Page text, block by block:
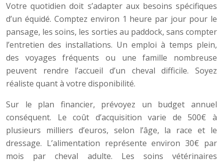
Votre quotidien doit s’adapter aux besoins spécifiques
d’un équidé. Comptez environ 1 heure par jour pour le
pansage, les soins, les sorties au paddock, sans compter
l’entretien des installations. Un emploi à temps plein,
des voyages fréquents ou une famille nombreuse
peuvent rendre l’accueil d’un cheval difficile. Soyez
réaliste quant à votre disponibilité.
Sur le plan financier, prévoyez un budget annuel
conséquent. Le coût d’acquisition varie de 500€ à
plusieurs milliers d’euros, selon l’âge, la race et le
dressage. L’alimentation représente environ 30€ par
mois par cheval adulte. Les soins vétérinaires